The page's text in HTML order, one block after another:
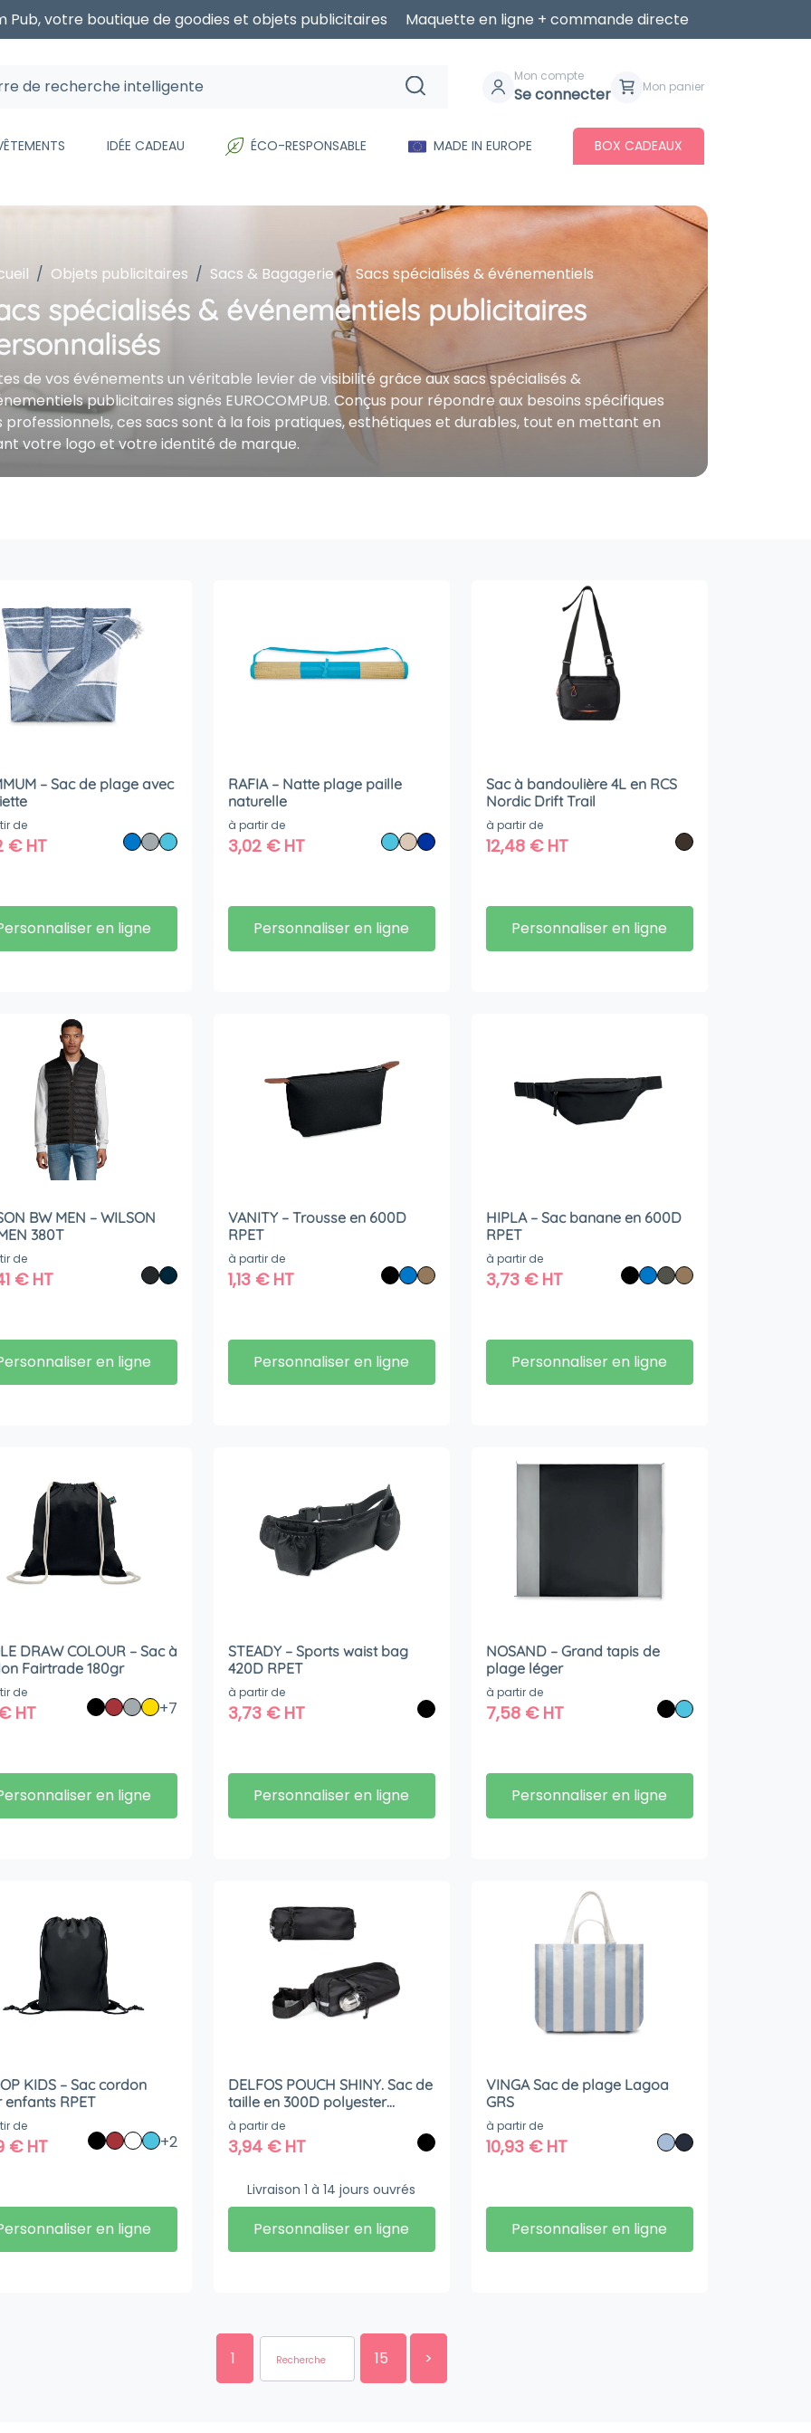
Pub, votre boutique de goodies et objets publicitaires Maquette en ligne + commande directe
Mon compte
Se connecter Mon panier
IDÉE CADEAU ÉCO-RESPONSABLE MADE IN EUROPE BOX CADEAUX
Objets publicitaires Sacs & Bagagerie Sacs spécialisés & événementiels
spécialisés & événementiels publicitaires
de vos événements un véritable levier de visibilité grâce aux sacs spécialisés &
publicitaires signés EUROCOMPUB. Conçus pour répondre aux besoins spécifiques
professionnels, ces sacs sont à la fois pratiques, esthétiques et durables, tout en mettant en
votre logo et votre identité de marque.
– Sac de plage avec
de
€HT
en ligne
RAFIA – Natte plage paille
naturelle
à partir de
3,02 €HT
Personnaliser en ligne
Sac à bandoulière 4L en RCS
Nordic Drift Trail
à partir de
12,48 €HT
Personnaliser en ligne
BW MEN – WILSON
380T
de
€HT
en ligne
VANITY – Trousse en 600D
RPET
à partir de
1,13 €HT
Personnaliser en ligne
HIPLA – Sac banane en 600D
RPET
à partir de
3,73 €HT
Personnaliser en ligne
DRAW COLOUR – Sac à
Fairtrade 180gr
de
HT +7
en ligne
STEADY – Sports waist bag
420D RPET
à partir de
3,73 €HT
Personnaliser en ligne
NOSAND – Grand tapis de
plage léger
à partir de
7,58 €HT
Personnaliser en ligne
KIDS – Sac cordon
pour enfants RPET
de
€HT +2
en ligne
DELFOS POUCH SHINY. Sac de
taille en 300D polyester
recyclé (finition brillante) et
600D polyester recyclé avec
éléments réfléchissants
à partir de
3,94 €HT
Livraison 1 à 14 jours ouvrés
Personnaliser en ligne
VINGA Sac de plage Lagoa
GRS
à partir de
10,93 €HT
Personnaliser en ligne
1 15 >